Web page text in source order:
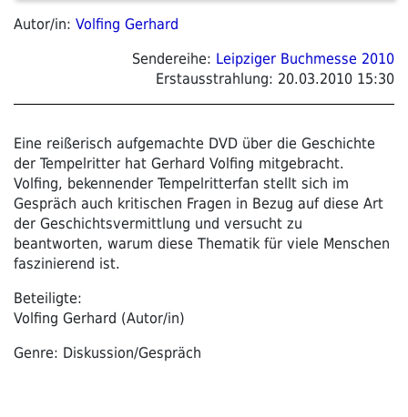
Autor/in: Volfing Gerhard
Sendereihe: Leipziger Buchmesse 2010
Erstausstrahlung: 20.03.2010 15:30
Eine reißerisch aufgemachte DVD über die Geschichte
der Tempelritter hat Gerhard Volfing mitgebracht.
Volfing, bekennender Tempelritterfan stellt sich im
Gespräch auch kritischen Fragen in Bezug auf diese Art
der Geschichtsvermittlung und versucht zu
beantworten, warum diese Thematik für viele Menschen
faszinierend ist.
Beteiligte:
Volfing Gerhard (Autor/in)
Genre: Diskussion/Gespräch